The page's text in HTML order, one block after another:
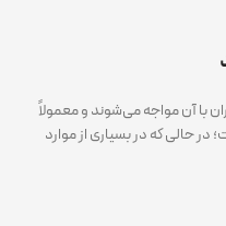
با آن مواجه می‌شوند و معمولاً
حالی که در بسیاری از موارد